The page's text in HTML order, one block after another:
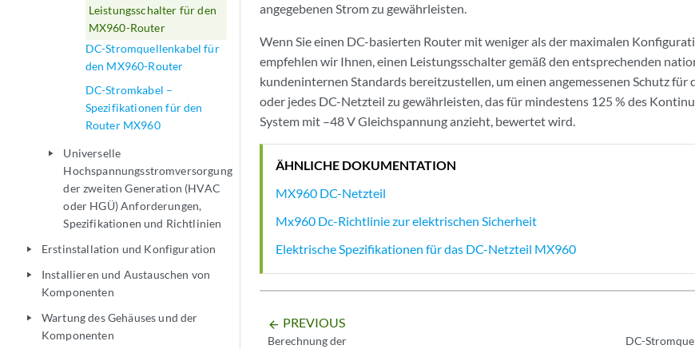
Leistungsschalter für den
MX960-Router
DC-Stromquellenkabel für
den MX960-Router
DC-Stromkabel –
Spezifikationen für den
Router MX960
play_arrow
Universelle
Hochspannungsstromversorgung
der zweiten Generation (HVAC
oder HGÜ) Anforderungen,
Spezifikationen und Richtlinien
play_arrow Erstinstallation und Konfiguration
play_arrow
Installieren und Austauschen von
Komponenten
play_arrow
Wartung des Gehäuses und der
Komponenten
angegebenen Strom zu gewährleisten.
Wenn Sie einen DC-basierten Router mit weniger als der maximalen
empfehlen wir Ihnen, einen Leistungsschalter gemäß den entsprechenden
kundeninternen Standards bereitzustellen, um einen angemessenen Schutz für
oder jedes DC-Netzteil zu gewährleisten, das für mindestens 125 % des
System mit –48 V Gleichspannung anzieht, bewertet wird.
ÄHNLICHE DOKUMENTATION
MX960 DC-Netzteil
Mx960 Dc-Richtlinie zur elektrischen Sicherheit
Elektrische Spezifikationen für das DC-Netzteil MX960
arrow_backward PREVIOUS
Berechnung der
DC-